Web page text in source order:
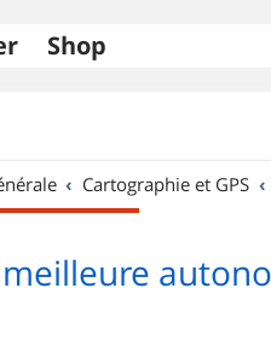
Shop
Cartographie et GPS
meilleure